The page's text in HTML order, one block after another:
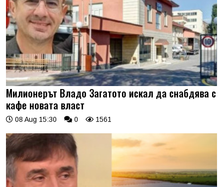
Милионерът Владо Загатото искал да снабдява с
кафе новата власт
08 Aug 15:30 0 1561